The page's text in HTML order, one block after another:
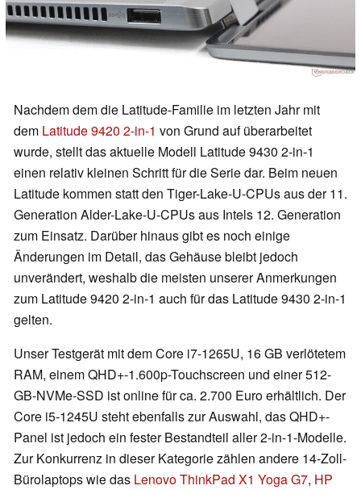
Nachdem dem die Latitude-Familie im letzten Jahr mit
dem Latitude 9420 2-in-1 von Grund auf überarbeitet
wurde, stellt das aktuelle Modell Latitude 9430 2-in-1
einen relativ kleinen Schritt für die Serie dar. Beim neuen
Latitude kommen statt den Tiger-Lake-U-CPUs aus der 11.
Generation Alder-Lake-U-CPUs aus Intels 12. Generation
zum Einsatz. Darüber hinaus gibt es noch einige
Änderungen im Detail, das Gehäuse bleibt jedoch
unverändert, weshalb die meisten unserer Anmerkungen
zum Latitude 9420 2-in-1 auch für das Latitude 9430 2-in-1
gelten.
Unser Testgerät mit dem Core i7-1265U, 16 GB verlötetem
RAM, einem QHD+-1.600p-Touchscreen und einer 512-
GB-NVMe-SSD ist online für ca. 2.700 Euro erhältlich. Der
Core i5-1245U steht ebenfalls zur Auswahl, das QHD+-
Panel ist jedoch ein fester Bestandteil aller 2-in-1-Modelle.
Zur Konkurrenz in dieser Kategorie zählen andere 14-Zoll-
Bürolaptops wie das Lenovo ThinkPad X1 Yoga G7, HP